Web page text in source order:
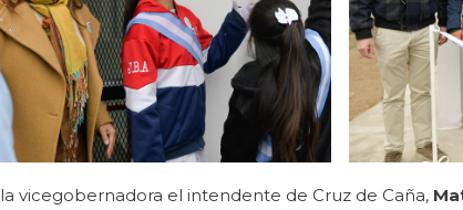
vicegobernadora el intendente de Cruz de Caña,